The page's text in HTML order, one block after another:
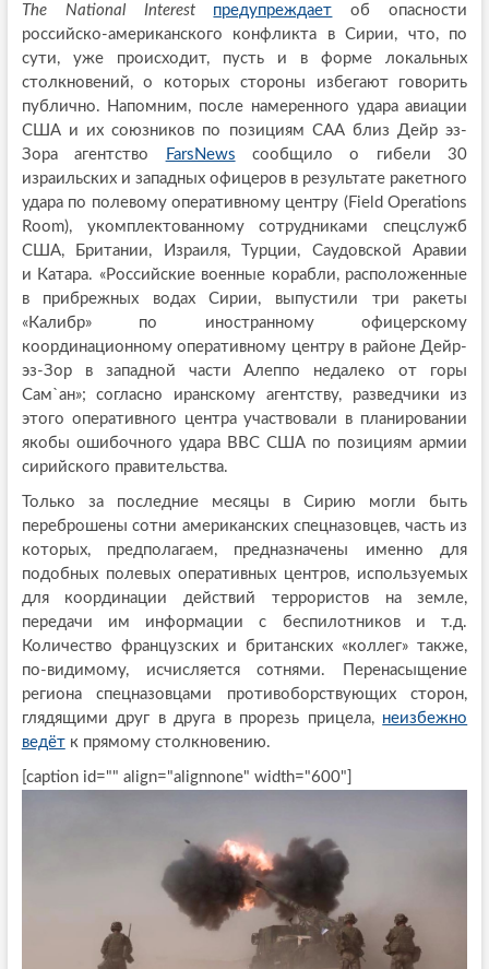
The National Interest предупреждает об опасности
российско-американского конфликта в Сирии, что, по
сути, уже происходит, пусть и в форме локальных
столкновений, о которых стороны избегают говорить
публично. Напомним, после намеренного удара авиации
США и их союзников по позициям САА близ Дейр эз-
Зора агентство
FarsNews сообщило о гибели 30
израильских и западных офицеров в результате ракетного
удара по полевому оперативному центру (Field Operations
Room), укомплектованному сотрудниками спецслужб
США, Британии, Израиля, Турции, Саудовской Аравии
и Катара. «Российские военные корабли, расположенные
в прибрежных водах Сирии, выпустили три ракеты
«Калибр» по иностранному офицерскому
координационному оперативному центру в районе Дейр-
эз-Зор в западной части Алеппо недалеко от горы
Сам`ан»; согласно иранскому агентству, разведчики из
этого оперативного центра участвовали в планировании
якобы ошибочного удара ВВС США по позициям армии
сирийского правительства.
Только за последние месяцы в Сирию могли быть
переброшены сотни американских спецназовцев, часть из
которых, предполагаем, предназначены именно для
подобных полевых оперативных центров, используемых
для координации действий террористов на земле,
передачи им информации с беспилотников и т.д.
Количество французских и британских «коллег» также,
по-видимому, исчисляется сотнями. Перенасыщение
региона спецназовцами противоборствующих сторон,
глядящими друг в друга в прорезь прицела, неизбежно
ведётк прямому столкновению.
[caption id="" align="alignnone" width="600"]